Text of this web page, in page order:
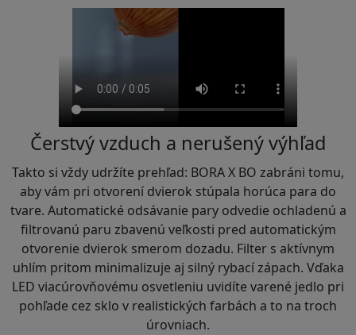
Čerstvý vzduch a nerušený výhľad
Takto si vždy udržíte prehľad: BORA X BO zabráni tomu,
aby vám pri otvorení dvierok stúpala horúca para do
tvare. Automatické odsávanie pary odvedie ochladenú a
filtrovanú paru zbavenú veľkosti pred automatickým
otvorenie dvierok smerom dozadu. Filter s aktívnym
uhlím pritom minimalizuje aj silný rybací zápach. Vďaka
LED viacúrovňovému osvetleniu uvidíte varené jedlo pri
pohľade cez sklo v realistických farbách a to na troch
úrovniach.